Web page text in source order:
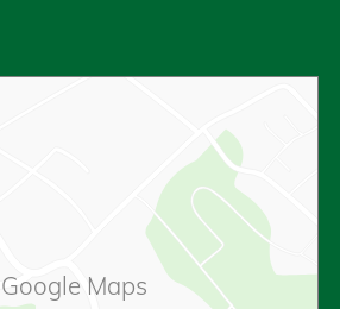
Google Maps